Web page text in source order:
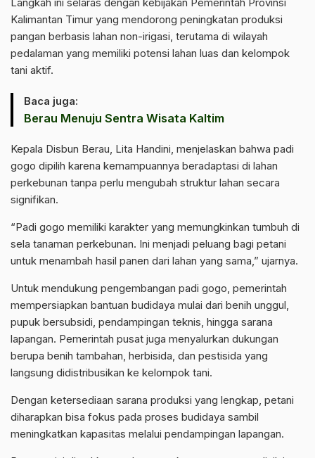
Kalimantan Timur yang mendorong peningkatan produksi
pangan berbasis lahan non-irigasi, terutama di wilayah
pedalaman yang memiliki potensi lahan luas dan kelompok
tani aktif.
Baca juga:
Berau Menuju Sentra Wisata Kaltim
Kepala Disbun Berau, Lita Handini, menjelaskan bahwa padi
gogo dipilih karena kemampuannya beradaptasi di lahan
perkebunan tanpa perlu mengubah struktur lahan secara
signifikan.
“Padi gogo memiliki karakter yang memungkinkan tumbuh di
sela tanaman perkebunan. Ini menjadi peluang bagi petani
untuk menambah hasil panen dari lahan yang sama,” ujarnya.
Untuk mendukung pengembangan padi gogo, pemerintah
mempersiapkan bantuan budidaya mulai dari benih unggul,
pupuk bersubsidi, pendampingan teknis, hingga sarana
lapangan. Pemerintah pusat juga menyalurkan dukungan
berupa benih tambahan, herbisida, dan pestisida yang
langsung didistribusikan ke kelompok tani.
Dengan ketersediaan sarana produksi yang lengkap, petani
diharapkan bisa fokus pada proses budidaya sambil
meningkatkan kapasitas melalui pendampingan lapangan.